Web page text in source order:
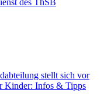
des ThSB
stellt sich vor
Kinder: Infos & Tipps